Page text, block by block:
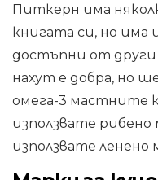
Питкерн има
книгата си, но има
достъпни от
нахут е добра, но
омега-3 мастните
използвате рибено
използвате ленено